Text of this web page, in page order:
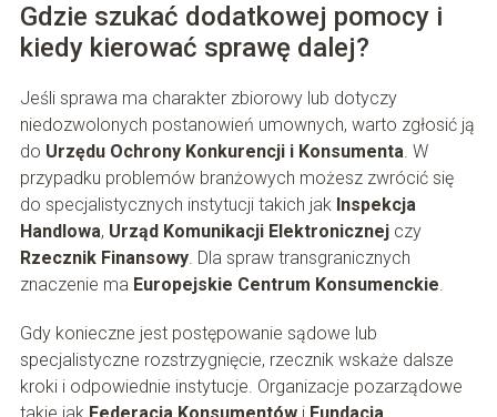
Gdzie szukać dodatkowej pomocy i
kiedy kierować sprawę dalej?
Jeśli sprawa ma charakter zbiorowy lub dotyczy
niedozwolonych postanowień umownych, warto zgłosić ją
do Urzędu Ochrony Konkurencji i Konsumenta. W
przypadku problemów branżowych możesz zwrócić się
do specjalistycznych instytucji takich jak Inspekcja
Handlowa, Urząd Komunikacji Elektronicznejczy
Rzecznik Finansowy. Dla spraw transgranicznych
znaczenie ma Europejskie Centrum Konsumenckie.
Gdy konieczne jest postępowanie sądowe lub
specjalistyczne rozstrzygnięcie, rzecznik wskaże dalsze
kroki i odpowiednie instytucje. Organizacje pozarządowe